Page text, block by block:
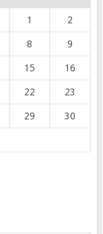
1 2
8 9
15 16
22 23
29 30